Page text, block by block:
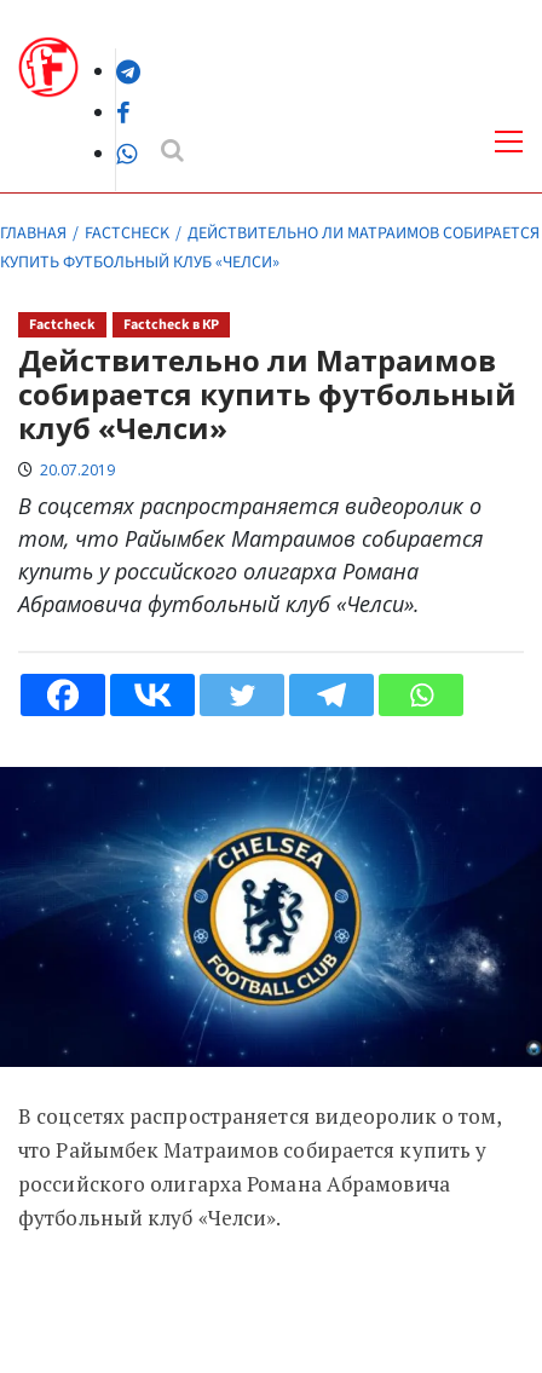
содержимомуTelegram
Facebook
WhatsApp
ГЛАВНАЯ FACTCHECK
ДЕЙСТВИТЕЛЬНО ЛИ МАТРАИМОВ СОБИРАЕТСЯ
КУПИТЬ ФУТБОЛЬНЫЙ КЛУБ «ЧЕЛСИ»
Factcheck Factcheck в КР
Действительно ли Матраимов
собирается купить футбольный
клуб «Челси»
20.07.2019
В соцсетях распространяется видеоролик о
том, что Райымбек Матраимов собирается
купить у российского олигарха Романа
Абрамовича футбольный клуб «Челси».
В соцсетях распространяется видеоролик о том,
что Райымбек Матраимов собирается купить у
российского олигарха Романа Абрамовича
футбольный клуб «Челси».